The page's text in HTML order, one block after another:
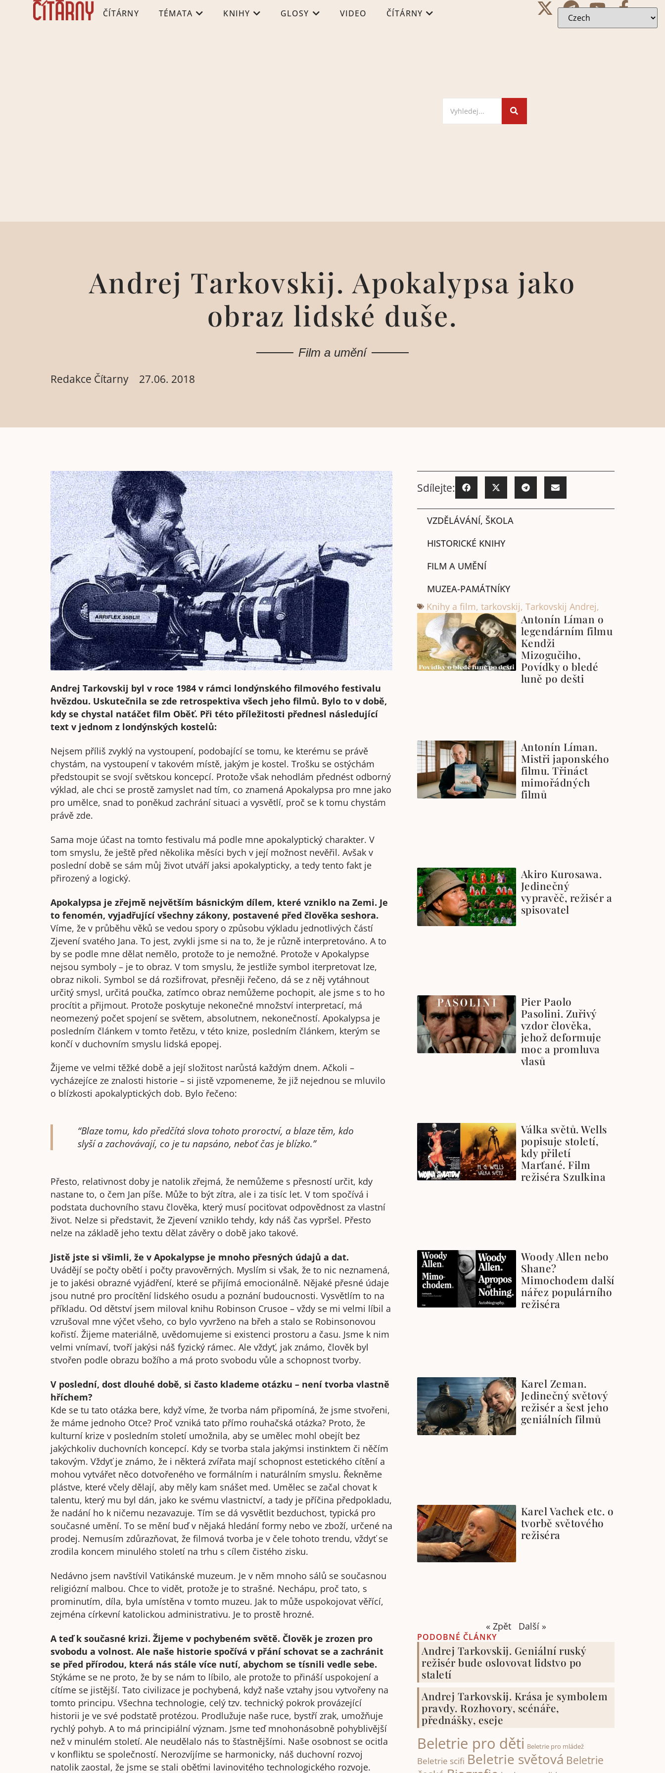
ČÍTÁRNY TÉMATA KNIHY GLOSY VIDEO ČÍTÁRNY
Andrej Tarkovskij. Apokalypsa jako
obraz lidské duše.
Film a umění
Redakce Čítarny 27.06. 2018
Andrej Tarkovskij byl v roce 1984 v rámci londýnského filmového festivalu
hvězdou. Uskutečnila se zde retrospektiva všech jeho filmů. Bylo to v době,
kdy se chystal natáčet film Oběť. Při této příležitosti přednesl následující
text v jednom z londýnských kostelů:
Nejsem příliš zvyklý na vystoupení, podobající se tomu, ke kterému se právě
chystám, na vystoupení v takovém místě, jakým je kostel. Trošku se ostýchám
předstoupit se svojí světskou koncepcí. Protože však nehodlám přednést odborný
výklad, ale chci se prostě zamyslet nad tím, co znamená Apokalypsa pro mne jako
pro umělce, snad to poněkud zachrání situaci a vysvětlí, proč se k tomu chystám
právě zde.
Sama moje účast na tomto festivalu má podle mne apokalyptický charakter. V
tom smyslu, že ještě před několika měsíci bych v její možnost nevěřil. Avšak v
poslední době se sám můj život utváří jaksi apokalypticky, a tedy tento fakt je
přirozený a logický.
Apokalypsa je zřejmě největším básnickým dílem, které vzniklo na Zemi. Je
to fenomén, vyjadřující všechny zákony, postavené před člověka seshora.
Víme, že v průběhu věků se vedou spory o způsobu výkladu jednotlivých částí
Zjevení svatého Jana. To jest, zvykli jsme si na to, že je různě interpretováno. A to
by se podle mne dělat nemělo, protože to je nemožné. Protože v Apokalypse
nejsou symboly – je to obraz. V tom smyslu, že jestliže symbol iterpretovat lze,
obraz nikoli. Symbol se dá rozšifrovat, přesněji řečeno, dá se z něj vytáhnout
určitý smysl, určitá poučka, zatímco obraz nemůžeme pochopit, ale jsme s to ho
procítit a přijmout. Protože poskytuje nekonečné množství interpretací, má
neomezený počet spojení se světem, absolutnem, nekonečností. Apokalypsa je
posledním článkem v tomto řetězu, v této knize, posledním článkem, kterým se
končí v duchovním smyslu lidská epopej.
Žijeme ve velmi těžké době a její složitost narůstá každým dnem. Ačkoli –
vycházejíce ze znalosti historie – si jistě vzpomeneme, že již nejednou se mluvilo
o blízkosti apokalyptických dob. Bylo řečeno:
“Blaze tomu, kdo předčítá slova tohoto proroctví, a blaze těm, kdo
slyší a zachovávají, co je tu napsáno, neboť čas je blízko.”
Přesto, relativnost doby je natolik zřejmá, že nemůžeme s přesností určit, kdy
nastane to, o čem Jan píše. Může to být zítra, ale i za tisíc let. V tom spočívá i
podstata duchovního stavu člověka, který musí pociťovat odpovědnost za vlastní
život. Nelze si představit, že Zjevení vzniklo tehdy, kdy náš čas vypršel. Přesto
nelze na základě jeho textu dělat závěry o době jako takové.
Jistě jste si všimli, že v Apokalypse je mnoho přesných údajů a dat.
Uvádějí se počty obětí i počty pravověrných. Myslím si však, že to nic neznamená,
je to jakési obrazné vyjádření, které se přijímá emocionálně. Nějaké přesné údaje
jsou nutné pro procítění lidského osudu a poznání budoucnosti. Vysvětlím to na
příkladu. Od dětství jsem miloval knihu Robinson Crusoe – vždy se mi velmi líbil a
vzrušoval mne výčet všeho, co bylo vyvrženo na břeh a stalo se Robinsonovou
kořistí. Žijeme materiálně, uvědomujeme si existenci prostoru a času. Jsme k nim
velmi vnímaví, tvoří jakýsi náš fyzický rámec. Ale vždyť, jak známo, člověk byl
stvořen podle obrazu božího a má proto svobodu vůle a schopnost tvorby.
V poslední, dost dlouhé době, si často klademe otázku – není tvorba vlastně
hříchem?
Kde se tu tato otázka bere, když víme, že tvorba nám připomíná, že jsme stvořeni,
že máme jednoho Otce? Proč vzniká tato přímo rouhačská otázka? Proto, že
kulturní krize v posledním století umožnila, aby se umělec mohl obejít bez
jakýchkoliv duchovních koncepcí. Kdy se tvorba stala jakýmsi instinktem či něčím
takovým. Vždyť je známo, že i některá zvířata mají schopnost estetického cítění a
mohou vytvářet něco dotvořeného ve formálním i naturálním smyslu. Řekněme
plástve, které včely dělají, aby měly kam snášet med. Umělec se začal chovat k
talentu, který mu byl dán, jako ke svému vlastnictví, a tady je příčina předpokladu,
že nadání ho k ničemu nezavazuje. Tím se dá vysvětlit bezduchost, typická pro
současné umění. To se mění buď v nějaká hledání formy nebo ve zboží, určené na
prodej. Nemusím zdůrazňovat, že filmová tvorba je v čele tohoto trendu, vždyť se
zrodila koncem minulého století na trhu s cílem čistého zisku.
Nedávno jsem navštívil Vatikánské muzeum. Je v něm mnoho sálů se současnou
religiózní malbou. Chce to vidět, protože je to strašné. Nechápu, proč tato, s
prominutím, díla, byla umístěna v tomto muzeu. Jak to může uspokojovat věřící,
zejména církevní katolickou administrativu. Je to prostě hrozné.
A teď k současné krizi. Žijeme v pochybeném světě. Člověk je zrozen pro
svobodu a volnost. Ale naše historie spočívá v přání schovat se a zachránit
se před přírodou, která nás stále více nutí, abychom se tísnili vedle sebe.
Stýkáme se ne proto, že by se nám to líbilo, ale protože to přináší uspokojení a
cítíme se jistější. Tato civilizace je pochybená, když naše vztahy jsou vytvořeny na
tomto principu. Všechna technologie, celý tzv. technický pokrok provázející
historii je ve své podstatě protézou. Prodlužuje naše ruce, bystří zrak, umožňuje
rychlý pohyb. A to má principiální význam. Jsme teď mnohonásobně pohyblivější
než v minulém století. Ale neudělalo nás to šťastnějšími. Naše osobnost se ocitla
v konfliktu se společností. Nerozvíjíme se harmonicky, náš duchovní rozvoj
natolik zaostal, že jsme se stali oběťmi lavinovitého technologického rozvoje.
Sdílejte:
VZDĚLÁVÁNÍ, ŠKOLA
HISTORICKÉ KNIHY
FILM A UMĚNÍ
MUZEA-PAMÁTNÍKY
Knihy a film, tarkovskij, Tarkovskij Andrej,
Antonín Líman o
legendárním filmu
Kendži
Mizogučiho,
Povídky o bledé
luně po dešti
Antonín Líman.
Mistři japonského
filmu. Třináct
mimořádných
filmů
Akiro Kurosawa.
Jedinečný
vypravěč, režisér a
spisovatel
Pier Paolo
Pasolini. Zuřivý
vzdor člověka,
jehož deformuje
moc a promluva
vlasů
Válka světů. Wells
popisuje století,
kdy přiletí
Marťané. Film
režiséra Szulkina
Woody Allen nebo
Shane?
Mimochodem další
nářez populárního
režiséra
Karel Zeman.
Jedinečný světový
režisér a šest jeho
geniálních filmů
Karel Vachek etc. o
tvorbě světového
režiséra
« Zpět Další »
PODOBNÉ ČLÁNKY
Andrej Tarkovskij. Geniální ruský
režisér bude oslovovat lidstvo po
staletí
Andrej Tarkovskij. Krása je symbolem
pravdy. Rozhovory, scénáře,
přednášky, eseje
Beletrie pro děti Beletrie pro mládež
Beletrie scifi Beletrie světová Beletrie